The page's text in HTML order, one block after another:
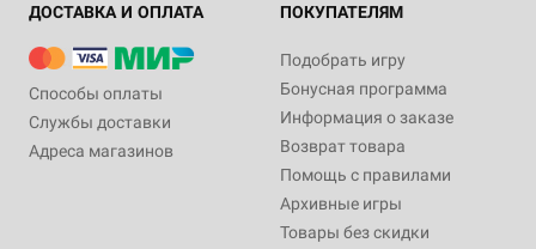
ДОСТАВКА И ОПЛАТА
Способы оплаты
Службы доставки
Адреса магазинов
ПОКУПАТЕЛЯМ
Подобрать игру
Бонусная программа
Информация о заказе
Возврат товара
Помощь с правилами
Архивные игры
Товары без скидки